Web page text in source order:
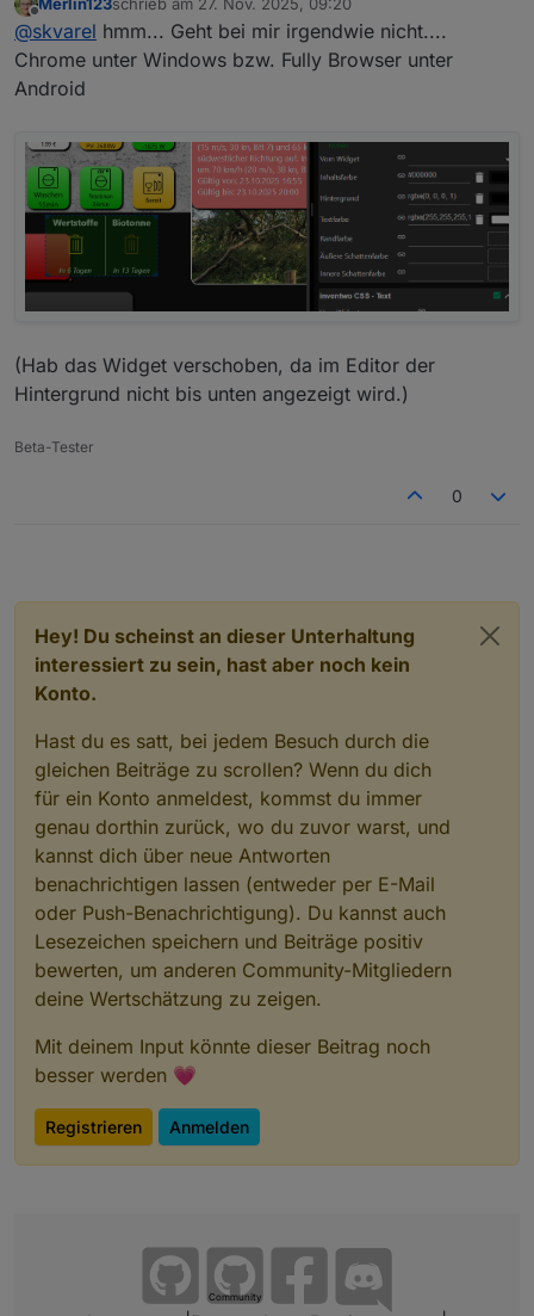
@skvarel
Kann ich eigentlich die Textfarbe und die
Hintergrundfarbe ändern? Im Widget bringt eine
Hintergrund- und Textfarbe klappt im Widget:
Wichtig, die Transparenz muss natürlich auf '1' stehen
Offline
Merlin123schrieb am 27. Nov. 2025, 09:20
zuletzt editiert von
@skvarel hmm... Geht bei mir irgendwie nicht....
Chrome unter Windows bzw. Fully Browser unter
Android
(Hab das Widget verschoben, da im Editor der
Hintergrund nicht bis unten angezeigt wird.)
Beta-Tester
0
Hey! Du scheinst an dieser Unterhaltung
interessiert zu sein, hast aber noch kein
Konto.
Hast du es satt, bei jedem Besuch durch die
gleichen Beiträge zu scrollen? Wenn du dich
für ein Konto anmeldest, kommst du immer
genau dorthin zurück, wo du zuvor warst, und
kannst dich über neue Antworten
benachrichtigen lassen (entweder per E-Mail
oder Push-Benachrichtigung). Du kannst auch
Lesezeichen speichern und Beiträge positiv
bewerten, um anderen Community-Mitgliedern
deine Wertschätzung zu zeigen.
Mit deinem Input könnte dieser Beitrag noch
besser werden 💗
Registrieren Anmelden
Community